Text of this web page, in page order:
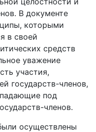
В документе
которыми
в своей
средств
уважение
участия,
государств-членов,
под
членов.
осуществлены